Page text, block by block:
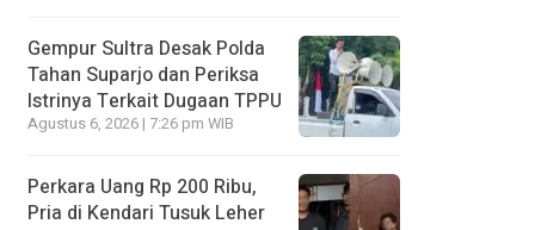
Gempur Sultra Desak Polda
Tahan Suparjo dan Periksa
Istrinya Terkait Dugaan TPPU
Agustus 6, 2026 | 7:26 pm WIB
Perkara Uang Rp 200 Ribu,
Pria di Kendari Tusuk Leher